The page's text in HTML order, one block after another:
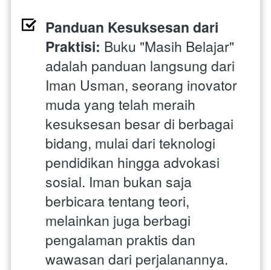
Panduan Kesuksesan dari
Praktisi: Buku "Masih Belajar"
adalah panduan langsung dari
Iman Usman, seorang inovator
muda yang telah meraih
kesuksesan besar di berbagai
bidang, mulai dari teknologi
pendidikan hingga advokasi
sosial. Iman bukan saja
berbicara tentang teori,
melainkan juga berbagi
pengalaman praktis dan
wawasan dari perjalanannya.